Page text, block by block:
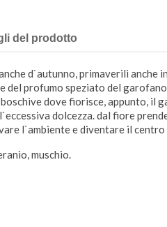
del prodotto
d`autunno, primaverili
del profumo speziato del
dove fiorisce, appunto, il
dolcezza. dal fiore
l`ambiente e diventare il
muschio.